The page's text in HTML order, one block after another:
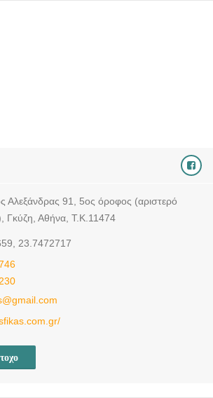
Αλεξάνδρας 91, 5ος όροφος (αριστερό
Γκύζη, Αθήνα, Τ.Κ.11474
23.7472717